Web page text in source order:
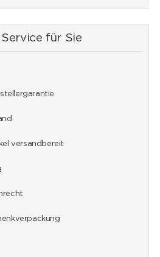
Service für Sie
versandbereit